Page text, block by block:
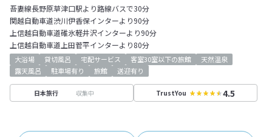
吾妻線長野原草津口駅より路線バスで30分
関越自動車道渋川伊香保インターより90分
上信越自動車道碓氷軽井沢インターより90分
上信越自動車道上田菅平インターより80分
大浴場 貸切風呂 宅配サービス 客室30室以下の旅館
天然温泉
露天風呂
駐車場有り 旅館 送迎有り
日本旅行 収集中 TrustYou 4.5